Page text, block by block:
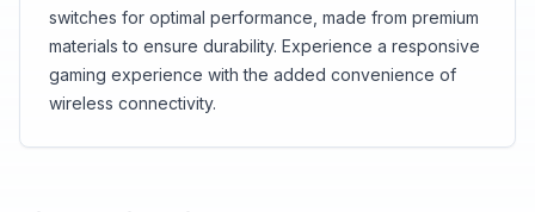
switches for optimal performance, made from premium
materials to ensure durability. Experience a responsive
gaming experience with the added convenience of
wireless connectivity.